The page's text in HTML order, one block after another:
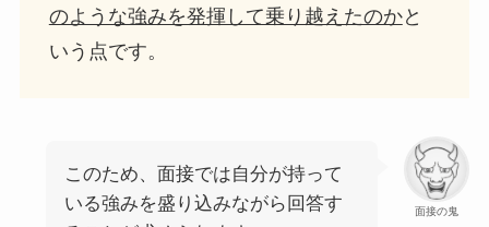
のような強みを発揮して乗り越えたのかと
いう点です。
面接の鬼
このため、面接では自分が持って
いる強みを盛り込みながら回答す